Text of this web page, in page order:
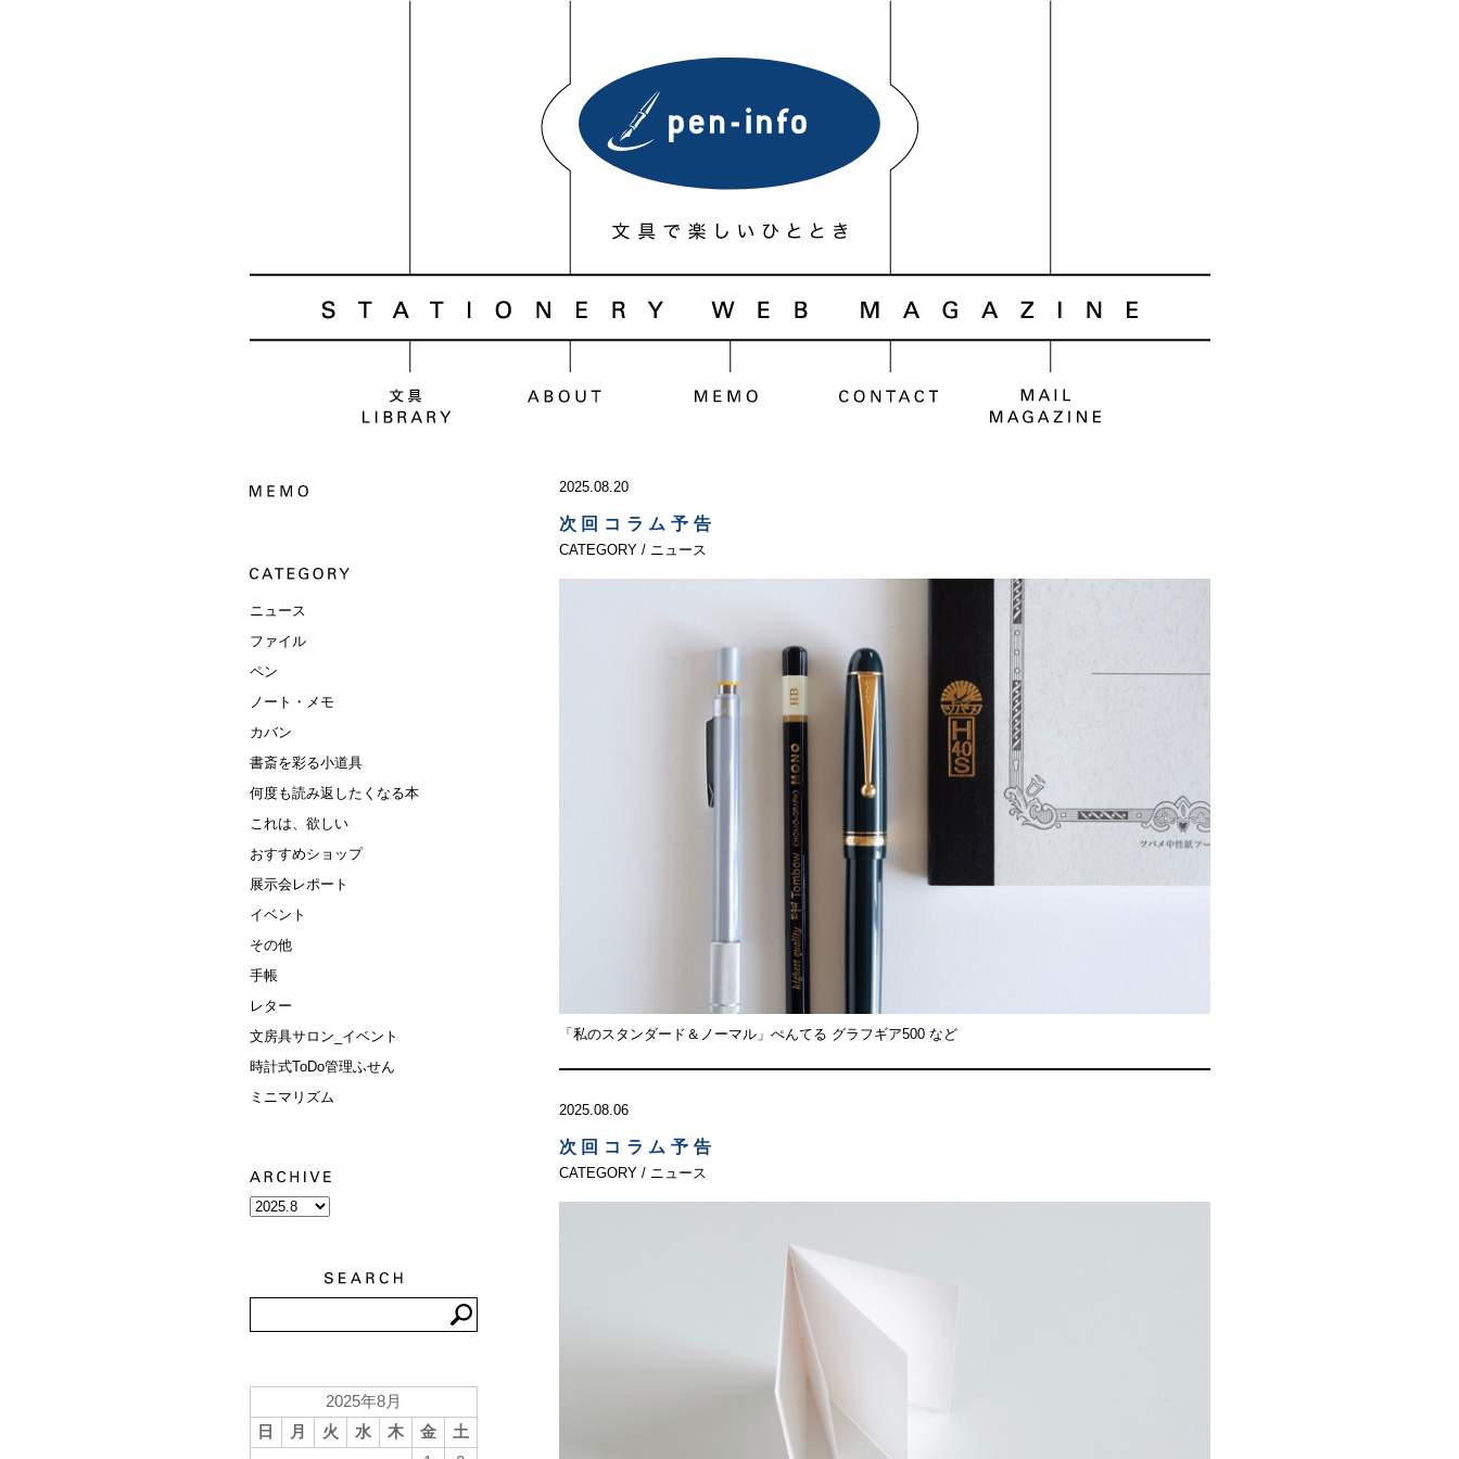
2025.08.20
次回コラム予告
CATEGORY / ニュース
「私のスタンダード＆ノーマル」ぺんてる グラフギア500 など
2025.08.06
次回コラム予告
CATEGORY / ニュース
ニュース
ファイル
ペン
ノート・メモ
カバン
書斎を彩る小道具
何度も読み返したくなる本
これは、欲しい
おすすめショップ
展示会レポート
イベント
その他
手帳
レター
文房具サロン_イベント
時計式ToDo管理ふせん
ミニマリズム
2025年8月
日
月 火 水 木 金
土